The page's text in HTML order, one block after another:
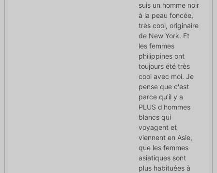
suis un homme noir
à la peau foncée,
très cool, originaire
de New York. Et
les femmes
philippines ont
toujours été très
cool avec moi. Je
pense que c'est
parce qu'il y a
PLUS d'hommes
blancs qui
voyagent et
viennent en Asie,
que les femmes
asiatiques sont
plus habituées à